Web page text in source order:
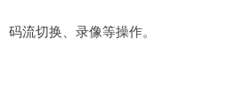
码流切换、录像等操作。